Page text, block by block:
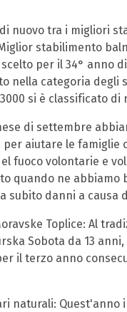
nuovo tra i migliori
stabilimento
per il 34° anno
nella categoria degli
si è classificato di
di settembre
per aiutare le
fuoco volontarie e
quando ne abbiamo
danni a causa
Toplice: Al
Sobota da 13
il terzo anno
Quest'anno